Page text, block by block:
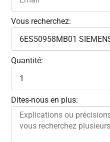
Vous recherchez:
Quantité:
Dites-nous en plus: